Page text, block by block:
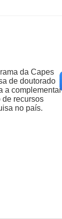
da Capes
de doutorado
a complementar
de recursos
no país.